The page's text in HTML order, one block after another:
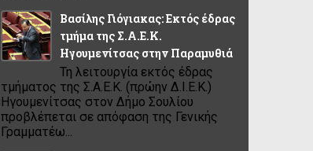
Βασίλης Γιόγιακας: Εκτός έδρας
τμήμα της Σ.Α.Ε.Κ.
Ηγουμενίτσας στην Παραμυθιά
Τη λειτουργία εκτός έδρας
τμήματος της Σ.Α.Ε.Κ. (πρώην Δ.Ι.Ε.Κ.)
Ηγουμενίτσας στον Δήμο Σουλίου
προβλέπεται σε απόφαση της Γενικής
Γραμματέω...